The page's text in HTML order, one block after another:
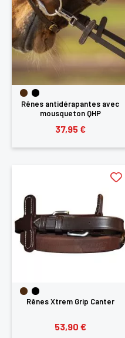
Rênes antidérapantes avec
mousqueton QHP
37,95 €
Rênes Xtrem Grip Canter
53,90 €